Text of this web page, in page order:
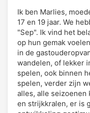
Ik ben Marlies,
17 en 19 jaar. We
"Sep". Ik vind het
op hun gemak
in de
wandelen, of lekker
spelen, ook binnen
spelen, verder zijn
alles, alle seizoenen
en strijkkralen, er is